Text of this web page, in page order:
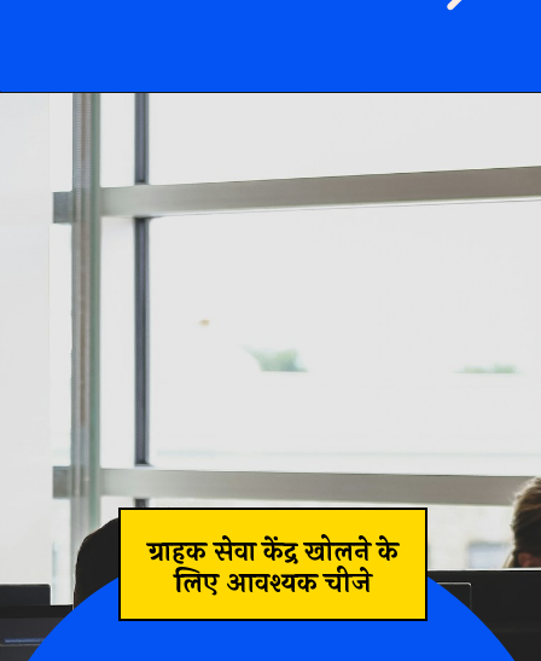
ग्राहक सेवा केंद्र खोलने के
लिए आवश्यक चीजे